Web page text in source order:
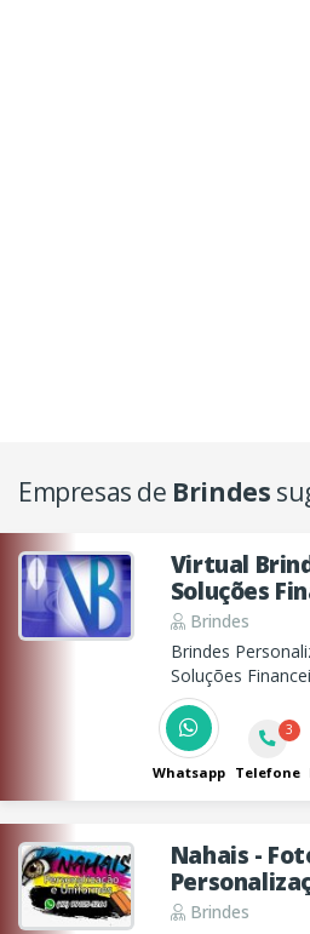
Empresas de Brindes
Virtual
Soluções
Brindes
Brindes
Soluções
Whatsapp
3
Telefone
Nahais -
Brindes